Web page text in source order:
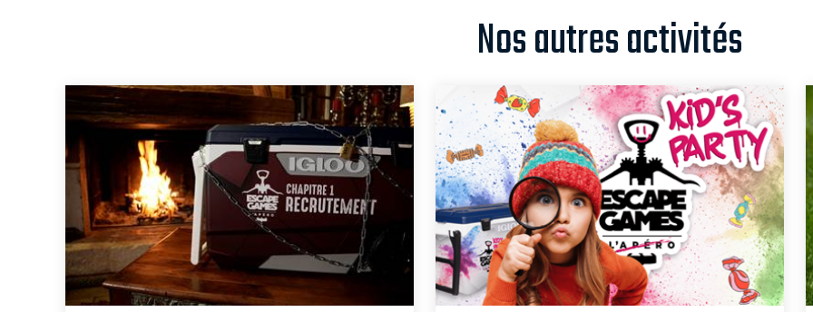
Nos autres activités